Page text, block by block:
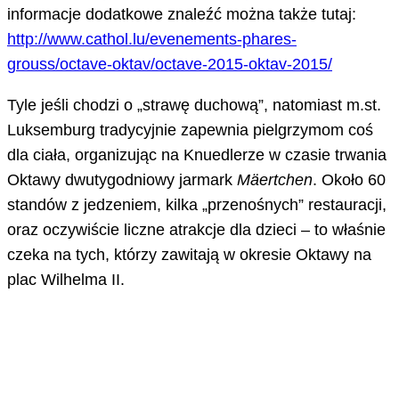
informacje dodatkowe znaleźć można także tutaj:
http://www.cathol.lu/evenements-phares-
grouss/octave-oktav/octave-2015-oktav-2015/
Tyle jeśli chodzi o „strawę duchową”, natomiast m.st.
Luksemburg tradycyjnie zapewnia pielgrzymom coś
dla ciała, organizując na Knuedlerze w czasie trwania
Oktawy dwutygodniowy jarmark Mäertchen. Około 60
standów z jedzeniem, kilka „przenośnych” restauracji,
oraz oczywiście liczne atrakcje dla dzieci – to właśnie
czeka na tych, którzy zawitają w okresie Oktawy na
plac Wilhelma II.